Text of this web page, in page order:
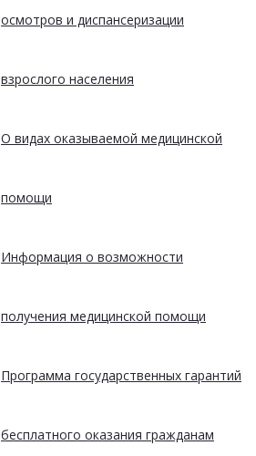
осмотров и диспансеризации
взрослого населения
О видах оказываемой медицинской
помощи
Информация о возможности
получения медицинской помощи
Программа государственных гарантий
бесплатного оказания гражданам